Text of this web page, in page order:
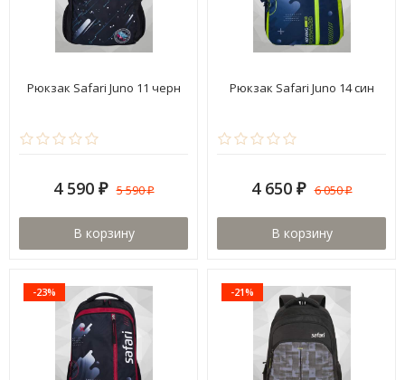
Рюкзак Safari Juno 11 черн
4 590 ₽ 5 590₽
В корзину
Рюкзак Safari Juno 14 син
4 650 ₽ 6 050₽
В корзину
-23% -21%